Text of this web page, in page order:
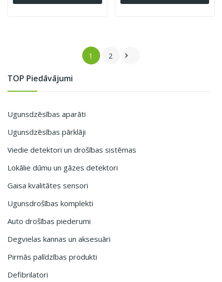
TOP Piedāvājumi
Ugunsdzēsības aparāti
Ugunsdzēsības pārklāji
Viedie detektori un drošības sistēmas
Lokālie dūmu un gāzes detektori
Gaisa kvalitātes sensori
Ugunsdrošības komplekti
Auto drošības piederumi
Degvielas kannas un aksesuāri
Pirmās palīdzības produkti
Defibrilatori
1 2 